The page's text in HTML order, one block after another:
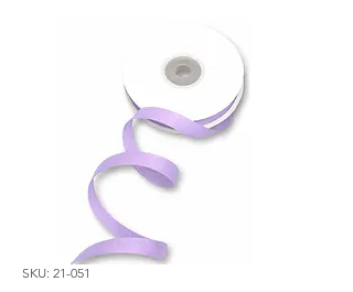
SKU: 21-051